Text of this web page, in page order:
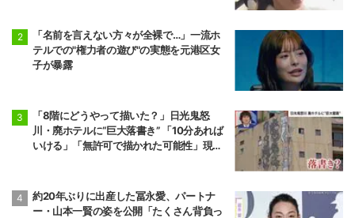
「名前を言えない方々が全裸で…」一流ホ
テルでの"権力者の遊び"の実態を元港区女
子が暴露
「8階にどうやって描いた？」日光鬼怒
川・廃ホテルに“巨大落書き” 「10分あれば
いける」「無許可で描かれた可能性」現役
約20年ぶりに出産した冨永愛、パートナ
ー・山本一賢の姿を公開「たくさん背負っ